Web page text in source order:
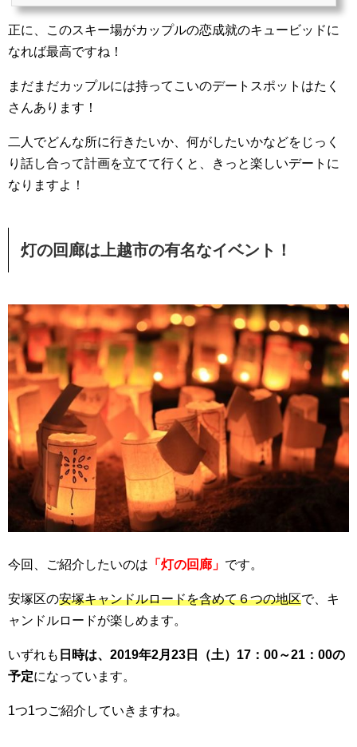
正に、このスキー場がカップルの恋成就のキュービッドに
なれば最高ですね！
まだまだカップルには持ってこいのデートスポットはたく
さんあります！
二人でどんな所に行きたいか、何がしたいかなどをじっく
り話し合って計画を立てて行くと、きっと楽しいデートに
なりますよ！
灯の回廊は上越市の有名なイベント！
今回、ご紹介したいのは 「灯の回廊」 です。
安塚区の安塚キャンドルロードを含めて６つの地区で、キ
ャンドルロードが楽しめます。
いずれも 日時は、2019年2月23日（土）17：00～21：00の
予定になっています。
1つ1つご紹介していきますね。